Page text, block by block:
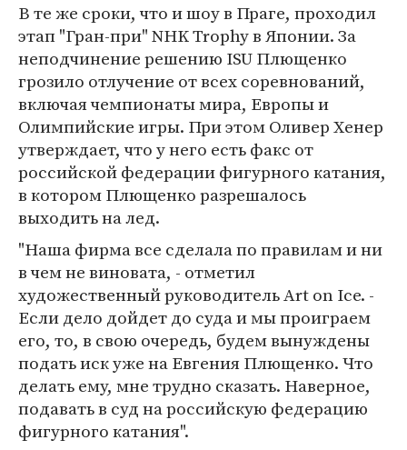
В те же сроки, что и шоу в Праге, проходил
этап "Гран-при" NHK Trophy в Японии. За
неподчинение решению ISU Плющенко
грозило отлучение от всех соревнований,
включая чемпионаты мира, Европы и
Олимпийские игры. При этом Оливер Хенер
утверждает, что у него есть факс от
российской федерации фигурного катания,
в котором Плющенко разрешалось
выходить на лед.
"Наша фирма все сделала по правилам и ни
в чем не виновата, - отметил
художественный руководитель Art on Ice. -
Если дело дойдет до суда и мы проиграем
его, то, в свою очередь, будем вынуждены
подать иск уже на Евгения Плющенко. Что
делать ему, мне трудно сказать. Наверное,
подавать в суд на российскую федерацию
фигурного катания".